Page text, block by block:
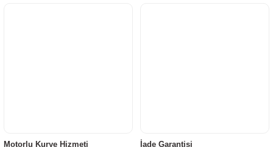
Motorlu Kurye Hizmeti İade Garantisi